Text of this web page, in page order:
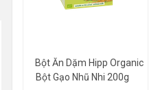
Bột Ăn Dặm Hipp Organic
Bột Gạo Nhũ Nhi 200g